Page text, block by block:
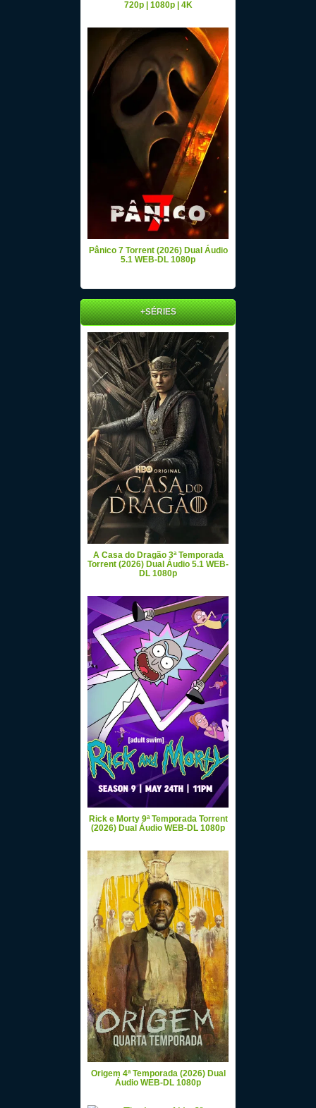
720p | 1080p | 4K
Pânico 7 Torrent (2026) Dual Áudio
5.1 WEB-DL 1080p
+SÉRIES
A Casa do Dragão 3ª Temporada
Torrent (2026) Dual Áudio 5.1 WEB-
DL 1080p
Rick e Morty 9ª Temporada Torrent
(2026) Dual Áudio WEB-DL 1080p
Origem 4ª Temporada (2026) Dual
Áudio WEB-DL 1080p